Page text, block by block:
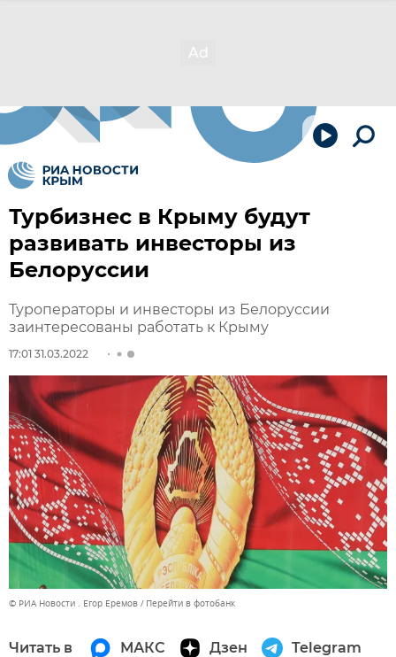
Турбизнес в Крыму будут
развивать инвесторы из
Белоруссии
Туроператоры и инвесторы из Белоруссии
заинтересованы работать к Крыму
17:01 31.03.2022
© РИА Новости . Егор Еремов Перейти в фотобанк
Читать в МАКС Дзен Telegram